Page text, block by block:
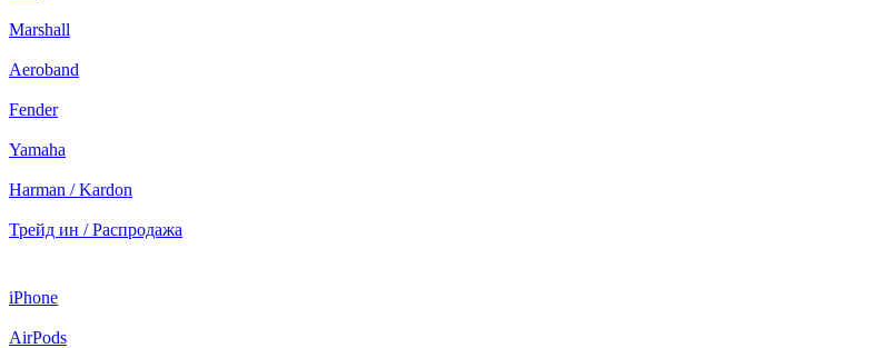
Marshall
Aeroband
Fender
Yamaha
Harman / Kardon
Трейд ин / Распродажа
iPhone
AirPods